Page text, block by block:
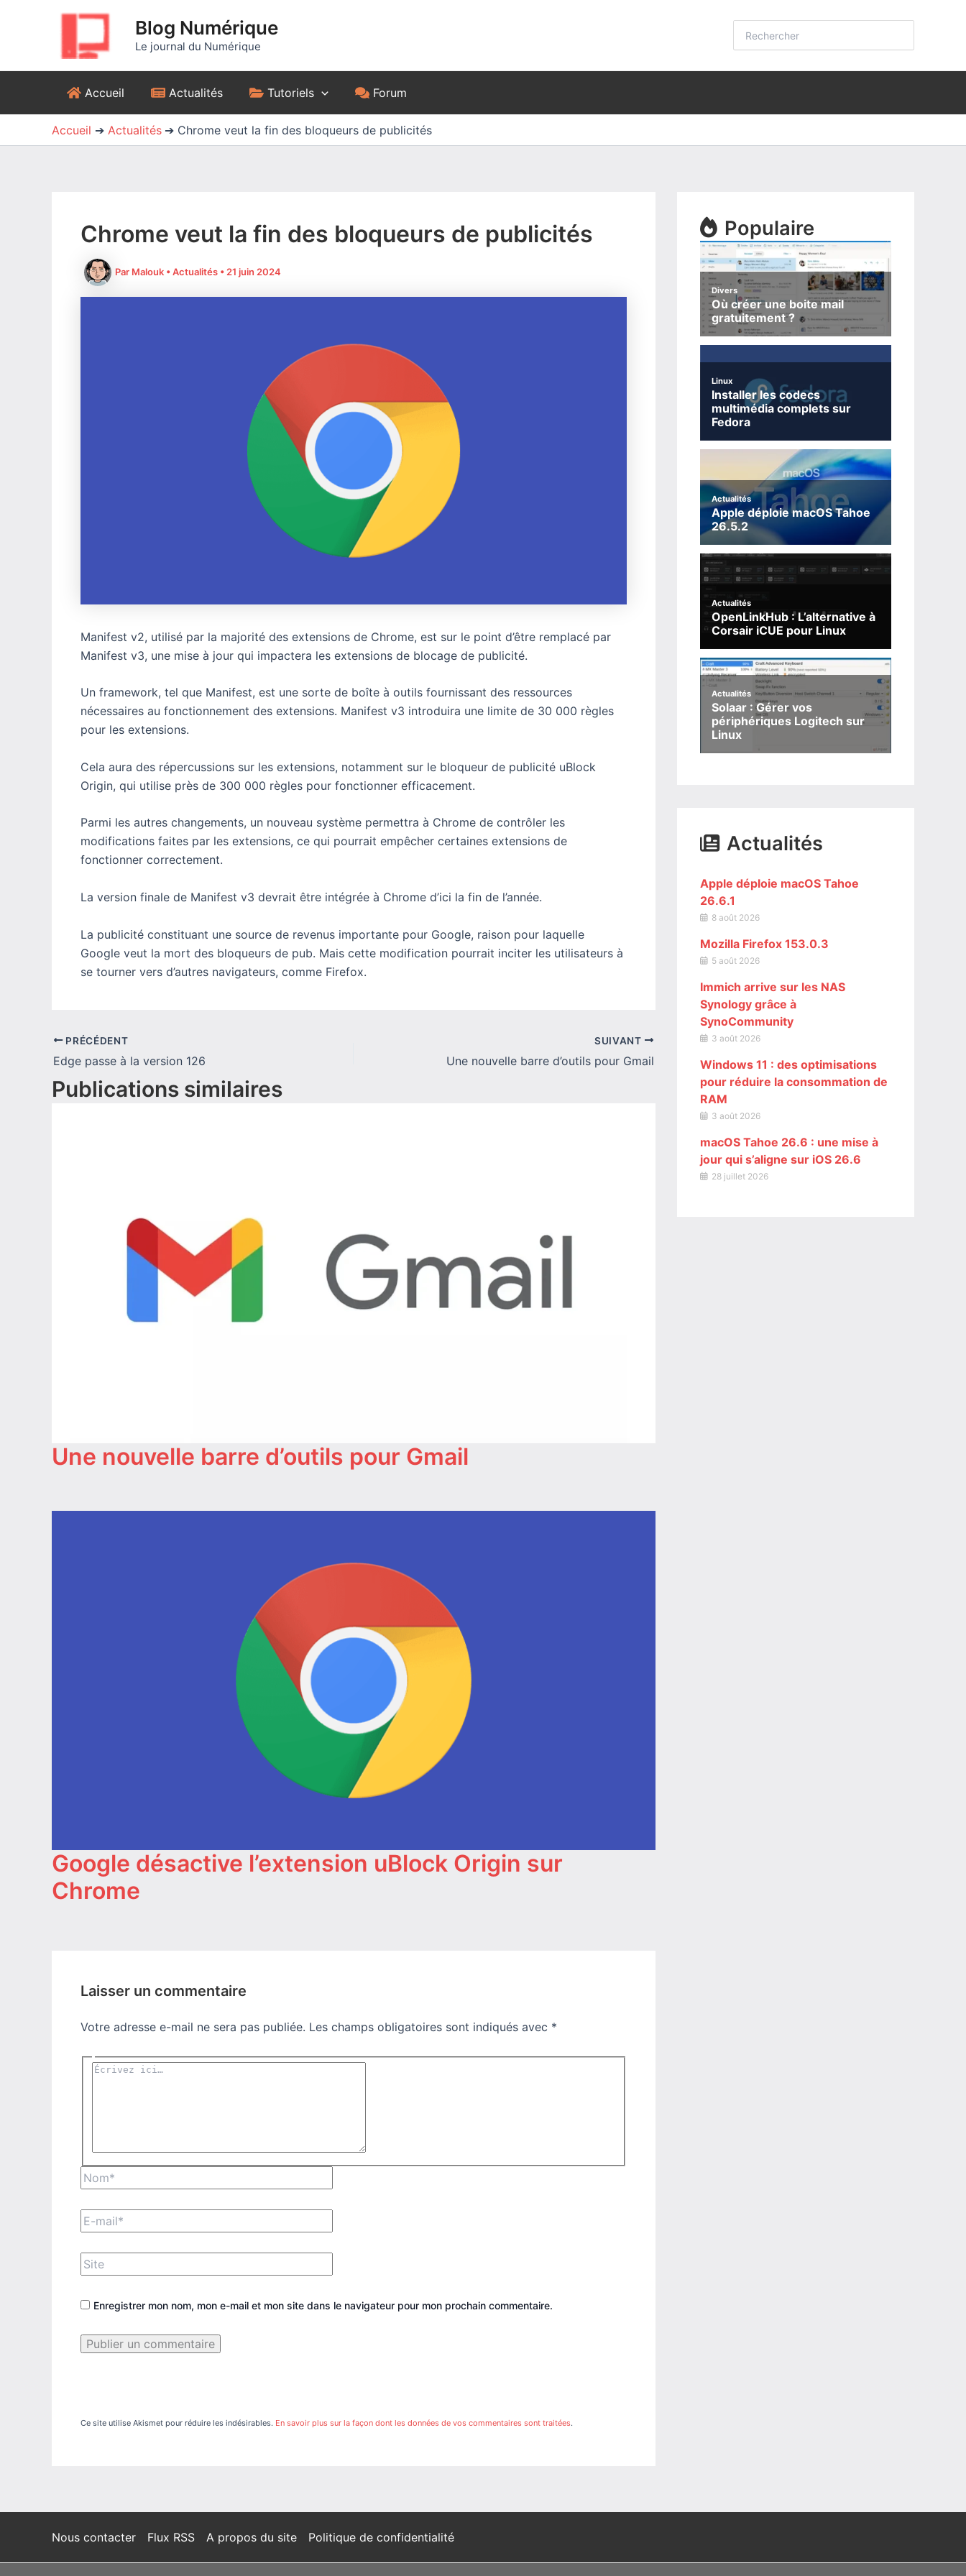
Blog Numérique
Le journal du Numérique
Accueil Actualités Tutoriels Forum
Accueil Actualités Chrome veut la fin des bloqueurs de publicités
Chrome veut la fin des bloqueurs de publicités
Par Malouk •Actualités • 21 juin 2024
Manifest v2, utilisé par la majorité des extensions de Chrome, est sur le point d’être remplacé par
Manifest v3, une mise à jour qui impactera les extensions de blocage de publicité.
Un framework, tel que Manifest, est une sorte de boîte à outils fournissant des ressources
nécessaires au fonctionnement des extensions. Manifest v3 introduira une limite de 30 000 règles
pour les extensions.
Cela aura des répercussions sur les extensions, notamment sur le bloqueur de publicité uBlock
Origin, qui utilise près de 300 000 règles pour fonctionner efficacement.
Parmi les autres changements, un nouveau système permettra à Chrome de contrôler les
modifications faites par les extensions, ce qui pourrait empêcher certaines extensions de
fonctionner correctement.
La version finale de Manifest v3 devrait être intégrée à Chrome d’ici la fin de l’année.
La publicité constituant une source de revenus importante pour Google, raison pour laquelle
Google veut la mort des bloqueurs de pub. Mais cette modification pourrait inciter les utilisateurs à
se tourner vers d’autres navigateurs, comme Firefox.
PRÉCÉDENT
Edge passe à la version 126
SUIVANT
Une nouvelle barre d’outils pour Gmail
Publications similaires
Une nouvelle barre d’outils pour Gmail
Google désactive l’extension uBlock Origin sur
Chrome
Laisser un commentaire
Votre adresse e-mail ne sera pas publiée. Les champs obligatoires sont indiqués avec *
Écrivez
Nom*
E-
mail*
Site
Enregistrer mon nom, mon e-mail et mon site dans le navigateur pour mon prochain commentaire.
Ce site utilise Akismet pour réduire les indésirables. En savoir plus sur la façon dont les données de vos commentaires sont traitées.
Populaire
Divers
Où créer une boite mail
gratuitement ?
Linux
Installer les codecs
multimédia complets sur
Fedora
Actualités
Apple déploie macOS Tahoe
26.5.2
Actualités
OpenLinkHub : L’alternative à
Corsair iCUE pour Linux
Actualités
Solaar : Gérer vos
périphériques Logitech sur
Linux
Actualités
Apple déploie macOS Tahoe
26.6.1
8 août 2026
Mozilla Firefox 153.0.3
5 août 2026
Immich arrive sur les NAS
Synology grâce à
SynoCommunity
3 août 2026
Windows 11 : des optimisations
pour réduire la consommation de
RAM
3 août 2026
macOS Tahoe 26.6 : une mise à
jour qui s’aligne sur iOS 26.6
28 juillet 2026
Nous contacter Flux RSS A propos du site Politique de confidentialité